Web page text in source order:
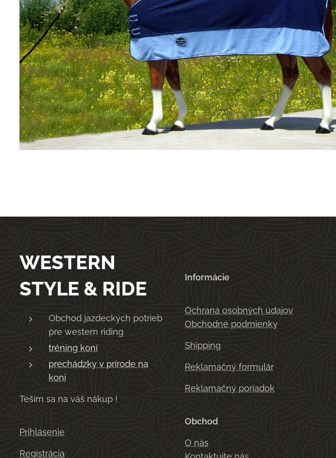
WESTERN
STYLE & RIDE
Obchod jazdeckých potrieb
pre western riding
tréning koní
prechádzky v prírode na
koni
Teším sa na váš nákup !
Prihlásenie
Registrácia
Informácie
Ochrana osobných údajov
Obchodné podmienky
Shipping
Reklamačný formulár
Reklamačný poriadok
Obchod
O nás